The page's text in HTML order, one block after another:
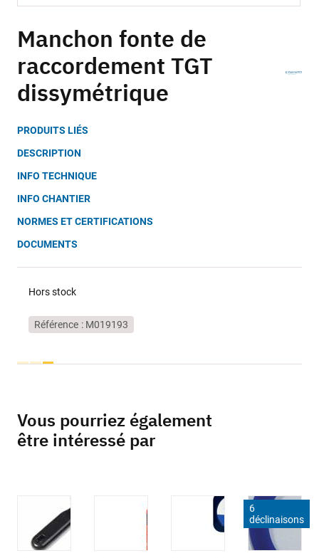
to
the
beginning
of
the
gallery
Manchon fonte de
raccordement TGT
dissymétrique
PRODUITS LIÉS
DESCRIPTION
INFO TECHNIQUE
INFO CHANTIER
NORMES ET CERTIFICATIONS
DOCUMENTS
Hors stock
Référence M019193
Vous pourriez également
être intéressé par
6
déclinaisons